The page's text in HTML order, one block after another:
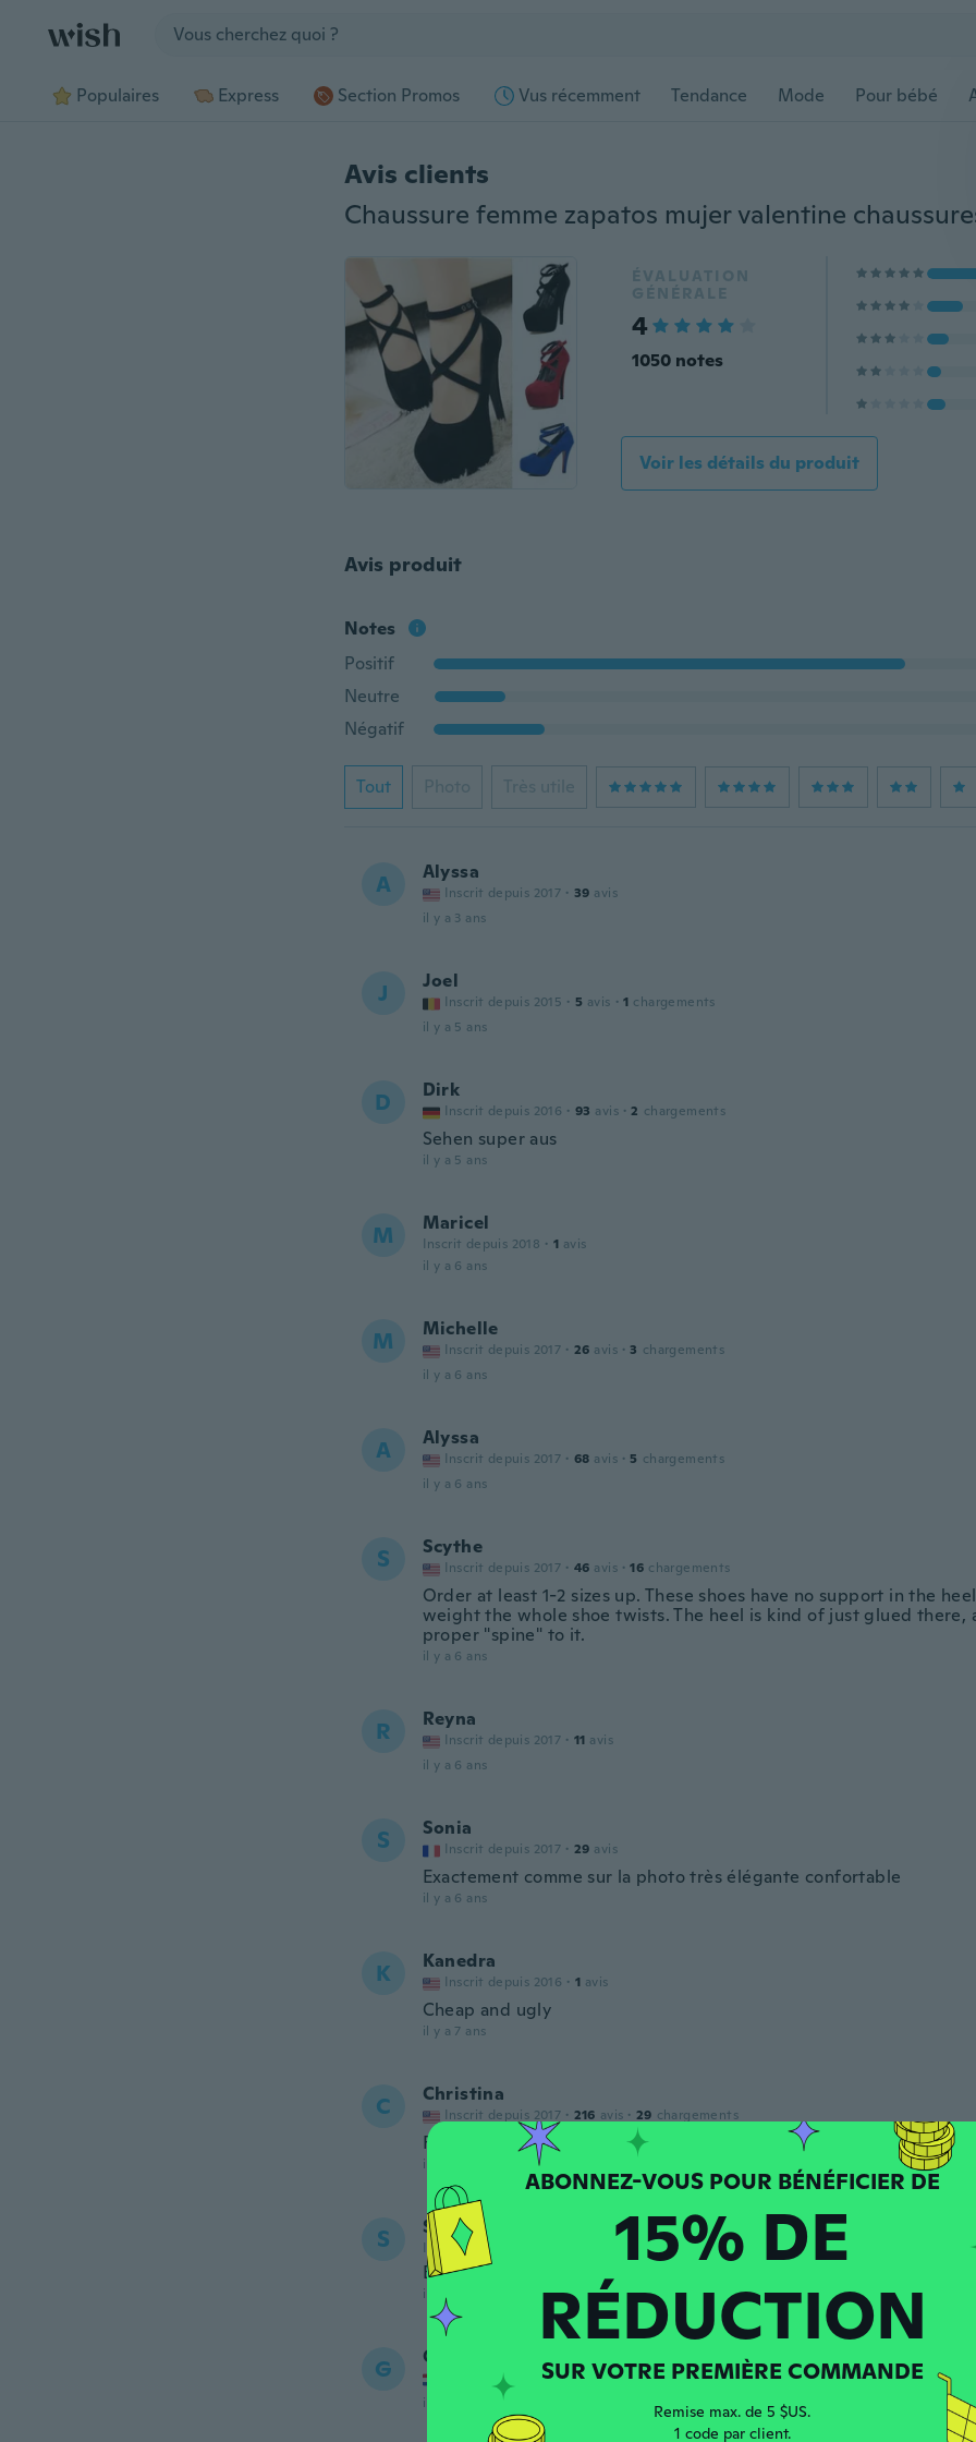
Populaires Express Section Promos Vus récemment Tendance Mode Pour bébé
Avis clients
ÉVALUATION
GÉNÉRALE
4
1050 notes
Voir les détails du produit
Avis produit
Notes
Positif
Neutre
Négatif
Tout Photo Très utile
A Alyssa
Inscrit depuis 2017 · 39 avis
il y a 3 ans
J Joel
Inscrit depuis 2015 · 5 avis · 1 chargements
il y a 5 ans
D Dirk
Inscrit depuis 2016 · 93 avis · 2 chargements
Sehen super aus
il y a 5 ans
M Maricel
Inscrit depuis 2018 · 1 avis
il y a 6 ans
M Michelle
Inscrit depuis 2017 · 26 avis · 3 chargements
il y a 6 ans
A Alyssa
Inscrit depuis 2017 · 68 avis · 5 chargements
il y a 6 ans
S Scythe
Inscrit depuis 2017 · 46 avis · 16 chargements
Order at least 1-2 sizes up. These shoes have no support in the
weight the whole shoe twists. The heel is kind of just glued there,
proper "spine" to it.
il y a 6 ans
R Reyna
Inscrit depuis 2017 · 11 avis
il y a 6 ans
S Sonia
Inscrit depuis 2017 · 29 avis
Exactement comme sur la photo très élégante confortable
il y a 6 ans
K Kanedra
Inscrit depuis 2016 · 1 avis
Cheap and ugly
il y a 7 ans
C Christina
Inscrit depuis 2017 · 216 avis · 29 chargements
Fabulous - except for the seam at the front you cant see in the
il y a 7 ans
S Sylvia
Inscrit depuis 2015
Bellos pero me quedaron grandes
il y a 7 ans
G Gaby
Inscrit depuis 2016 · 18 avis · 1 chargements
il y a 7 ans
15% DE
RÉDUCTION
SUR VOTRE PREMIÈRE COMMANDE
Remise max. de 5 $US.
1 code par client.